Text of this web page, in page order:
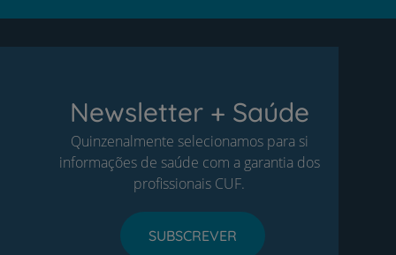
Newsletter + Saúde
Quinzenalmente selecionamos para si
informações de saúde com a garantia dos
profissionais CUF.
SUBSCREVER